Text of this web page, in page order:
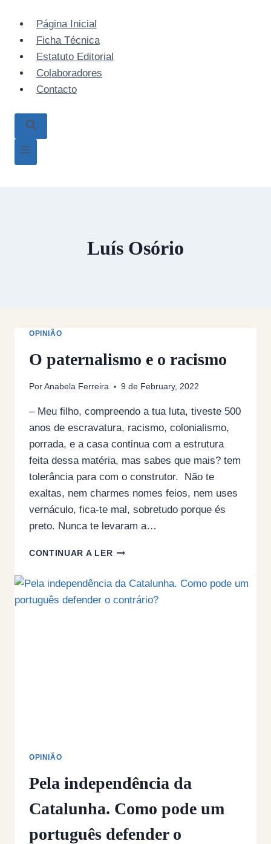
content
Página Inicial
Ficha Técnica
Estatuto Editorial
Colaboradores
Contacto
Luís Osório
OPINIÃO
O paternalismo e o racismo
Por Anabela Ferreira 9 de February, 2022
– Meu filho, compreendo a tua luta, tiveste 500
anos de escravatura, racismo, colonialismo,
porrada, e a casa continua com a estrutura
feita dessa matéria, mas sabes que mais? tem
tolerância para com o construtor. Não te
exaltas, nem charmes nomes feios, nem uses
vernáculo, fica-te mal, sobretudo porque és
preto. Nunca te levaram a…
CONTINUAR A LERO
O
RACISMO
OPINIÃO
Pela independência da
Catalunha. Como pode um
português defender o